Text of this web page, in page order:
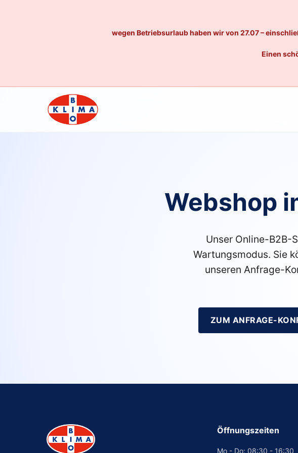
wegen Betriebsurlaub haben wir von 27.07 –
Einen
Webshop
Unser Online-B2B-
Wartungsmodus. Sie
unseren Anfrage-
ZUM ANFRAGE-
Öffnungszeiten
Mo - Do: 08:30 - 16:30